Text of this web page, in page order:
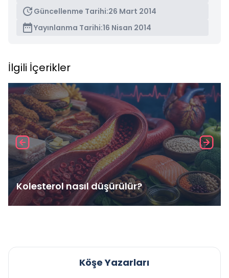
Güncellenme Tarihi:26 Mart 2014
Yayınlanma Tarihi:16 Nisan 2014
İlgili İçerikler
Kolesterol nasıl düşürülür?
Köşe Yazarları